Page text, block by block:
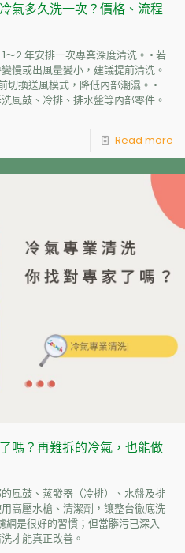
氣多久洗一次？價格、流程
～2 年安排一次專業深度清洗。 • 若
慢或出風量變小，建議提前清洗。
切換送風模式，降低內部潮濕。 •
風鼓、冷排、排水盤等內部零件。
Read more
嗎？再難拆的冷氣，也能做
風鼓、蒸發器（冷排）、水盤及排
高壓水槍、清潔劑，讓整台徹底洗
網是很好的習慣；但當髒污已深入
才能真正改善。